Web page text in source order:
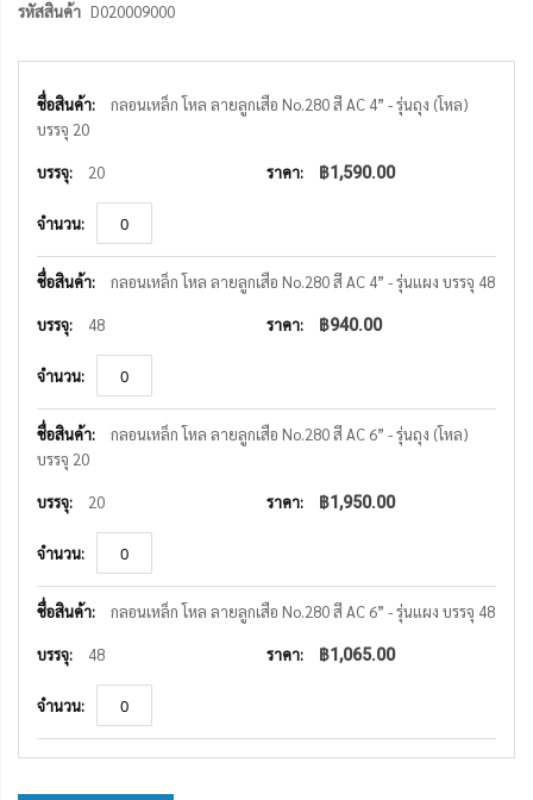
รหัสสินค้า D020009000
สินค้า
กลุ่ม
กลอนเหล็ก โหล ลายลูกเสือ No.280 สี AC 4” - รุ่นถุง (โหล)
บรรจุ 20
20 ฿1,590.00
กลอนเหล็ก โหล ลายลูกเสือ No.280 สี AC 4” - รุ่นแผง บรรจุ 48
48 ฿940.00
กลอนเหล็ก โหล ลายลูกเสือ No.280 สี AC 6” - รุ่นถุง (โหล)
บรรจุ 20
20 ฿1,950.00
กลอนเหล็ก โหล ลายลูกเสือ No.280 สี AC 6” - รุ่นแผง บรรจุ 48
48 ฿1,065.00